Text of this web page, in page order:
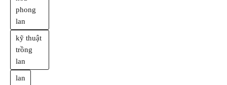
phong
lan
kỹ thuật
trồng
lan
lan